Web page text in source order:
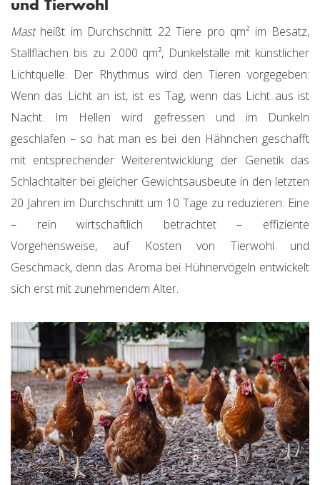
und Tierwohl
Mastheißt im Durchschnitt 22 Tiere pro qm² im Besatz,
Stallflächen bis zu 2.000 qm², Dunkelställe mit künstlicher
Lichtquelle. Der Rhythmus wird den Tieren vorgegeben:
Wenn das Licht an ist, ist es Tag, wenn das Licht aus ist
Nacht. Im Hellen wird gefressen und im Dunkeln
geschlafen – so hat man es bei den Hähnchen geschafft
mit entsprechender Weiterentwicklung der Genetik das
Schlachtalter bei gleicher Gewichtsausbeute in den letzten
20 Jahren im Durchschnitt um 10 Tage zu reduzieren. Eine
– rein wirtschaftlich betrachtet – effiziente
Vorgehensweise, auf Kosten von Tierwohl und
Geschmack, denn das Aroma bei Hühnervögeln entwickelt
sich erst mit zunehmendem Alter.